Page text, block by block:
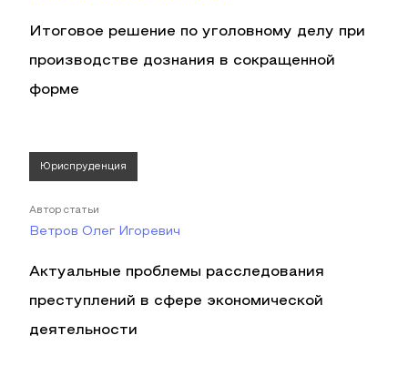
Итоговое решение по уголовному делу при
производстве дознания в сокращенной
форме
Юриспруденция
Автор статьи
Ветров Олег Игоревич
Актуальные проблемы расследования
преступлений в сфере экономической
деятельности